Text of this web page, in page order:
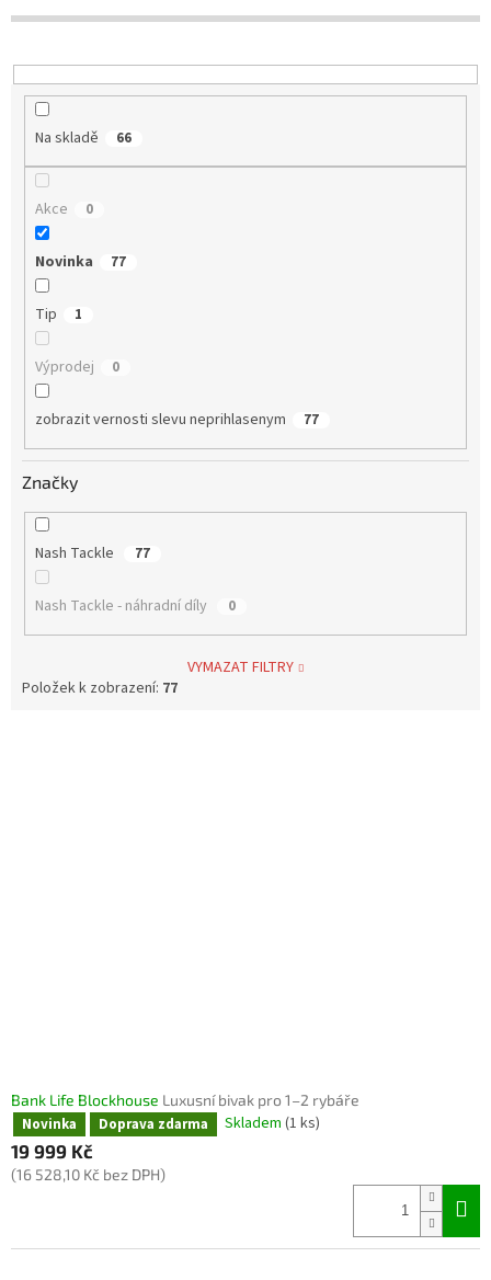
u
Na skladě 66
Akce 0
Novinka 77
Tip 1
Výprodej 0
zobrazit vernosti slevu neprihlasenym 77
Značky
Nash Tackle 77
Nash Tackle - náhradní díly 0
VYMAZAT FILTRY
Položek k zobrazení: 77
Bank Life Blockhouse Luxusní bivak pro 1–2 rybáře
Novinka Doprava zdarma Skladem (1 ks)
19 999 Kč
(16 528,10 Kč bez DPH)